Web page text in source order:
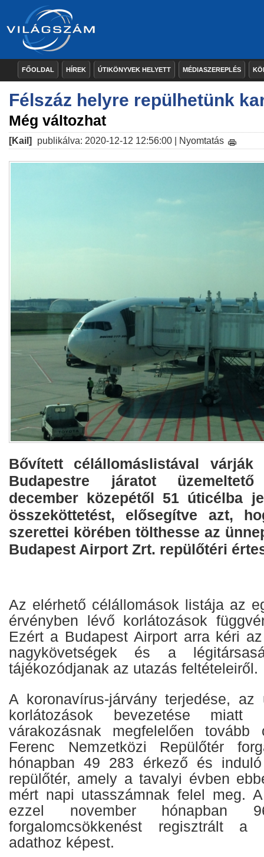
FŐOLDAL HÍREK ÚTIKÖNYVEK HELYETT MÉDIASZEREPLÉS
Félszáz helyre repülhetünk
Még változhat
[Kail] publikálva: 2020-12-12 12:56:00 | Nyomtatás
Bővített célállomáslistával
Budapestre járatot üzemeltető
december közepétől 51 úticélba
összeköttetést, elősegítve azt,
szerettei körében tölthesse az
Budapest Airport Zrt. repülőtéri
Az elérhető célállomások listája az
érvényben lévő korlátozások
Ezért a Budapest Airport arra kéri
nagykövetségek és a
tájékozódjanak az utazás feltételeiről.
A koronavírus-járvány terjedése,
korlátozások bevezetése miatt
várakozásnak megfelelően
Ferenc Nemzetközi Repülőtér
hónapban 49 283 érkező és
repülőtér, amely a tavalyi évben
mért napi utasszámnak felel meg.
ezzel november hónapban
forgalomcsökkenést regisztrált a
adathoz képest.